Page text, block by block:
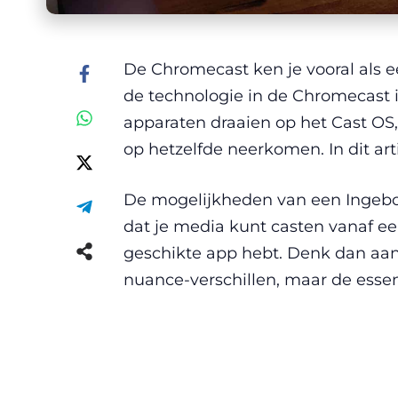
De Chromecast ken je vooral als
de technologie in de Chromecast
apparaten draaien op het Cast
op hetzelfde neerkomen. In dit
De mogelijkheden van een
dat je media kunt casten vanaf
geschikte app hebt. Denk dan
nuance-verschillen, maar de